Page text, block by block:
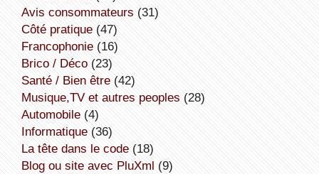
avis consommateurs (31)
côté pratique(47)
Francophonie(16)
Brico / Déco(23)
Santé / Bien être(42)
Musique,TV et autres peoples (28)
Automobile(4)
informatique(36)
la tête dans le code(18)
Blog ou site avec PluXml (9)